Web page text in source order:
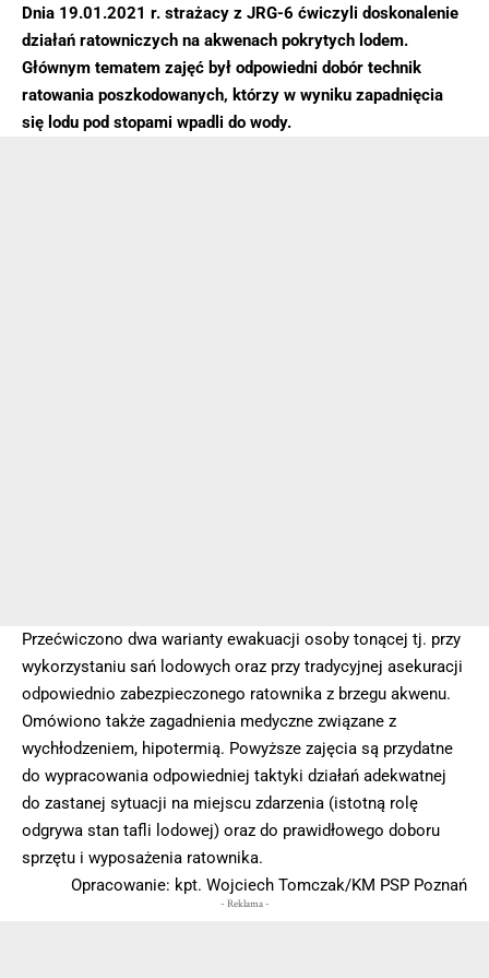
Dnia 19.01.2021 r. strażacy z JRG-6 ćwiczyli doskonalenie
działań ratowniczych na akwenach pokrytych lodem.
Głównym tematem zajęć był odpowiedni dobór technik
ratowania poszkodowanych, którzy w wyniku zapadnięcia
się lodu pod stopami wpadli do wody.
Przećwiczono dwa warianty ewakuacji osoby tonącej tj. przy
wykorzystaniu sań lodowych oraz przy tradycyjnej asekuracji
odpowiednio zabezpieczonego ratownika z brzegu akwenu.
Omówiono także zagadnienia medyczne związane z
wychłodzeniem, hipotermią. Powyższe zajęcia są przydatne
do wypracowania odpowiedniej taktyki działań adekwatnej
do zastanej sytuacji na miejscu zdarzenia (istotną rolę
odgrywa stan tafli lodowej) oraz do prawidłowego doboru
sprzętu i wyposażenia ratownika.
Opracowanie: kpt. Wojciech Tomczak/KM PSP Poznań
- Reklama -